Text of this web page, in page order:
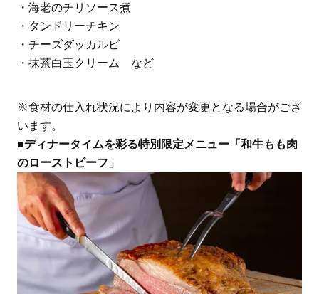
・海老のチリソース煮
・タンドリーチキン
・チーズダッカルビ
・抹茶白玉クリーム など
※食材の仕入れ状況により内容が変更となる場合がござ
います。
■ディナータイムを彩る特別限定メニュー「和牛もも肉
のローストビーフ」